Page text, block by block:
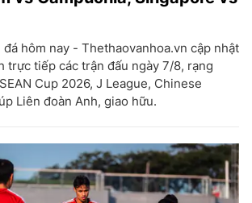
hôm nay - Thethaovanhoa.vn cập nhật
trực tiếp các trận đấu ngày 7/8, rạng
Cup 2026, J League, Chinese
Liên đoàn Anh, giao hữu.